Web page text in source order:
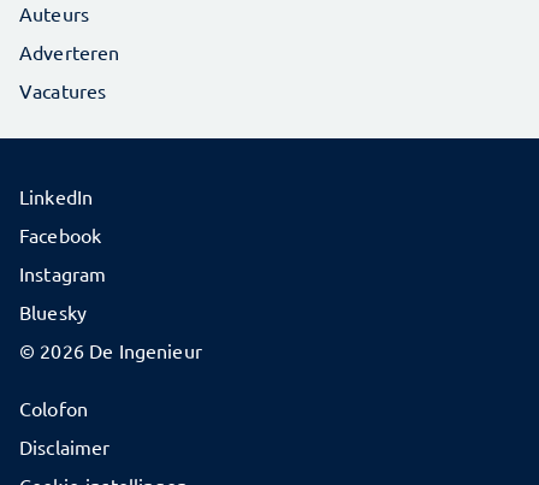
Auteurs
Adverteren
Vacatures
© 2026 De Ingenieur
Colofon
Disclaimer
LinkedIn
Facebook
Instagram
Bluesky